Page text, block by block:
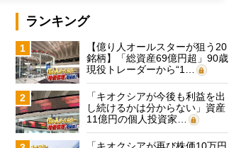
ランキング
1
【億り人オールスターが狙う20
銘柄】「総資産69億円超」90歳
現役トレーダーから“1…
2
「キオクシアが今後も利益を出
し続けるかは分からない」資産
11億円の個人投資家…